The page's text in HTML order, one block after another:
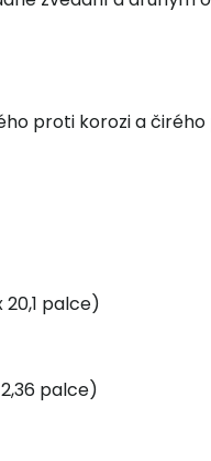
proti korozi a
20,1 palce)
palce)